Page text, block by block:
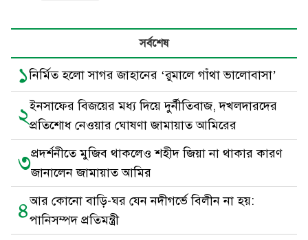
সর্বশেষ
১নির্মিত হলো সাগর জাহানের ‘রুমালে গাঁথা ভালোবাসা’
২ইনসাফের বিজয়ের মধ্য দিয়ে দুর্নীতিবাজ, দখলদারদের
প্রতিশোধ নেওয়ার ঘোষণা জামায়াত আমিরের
৩প্রদর্শনীতে মুজিব থাকলেও শহীদ জিয়া না থাকার কারণ
জানালেন জামায়াত আমির
৪আর কোনো বাড়ি-ঘর যেন নদীগর্ভে বিলীন না হয়:
পানিসম্পদ প্রতিমন্ত্রী